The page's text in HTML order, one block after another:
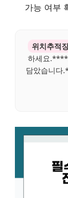
가능 여부
위치추적
하세요.****
담았습니다